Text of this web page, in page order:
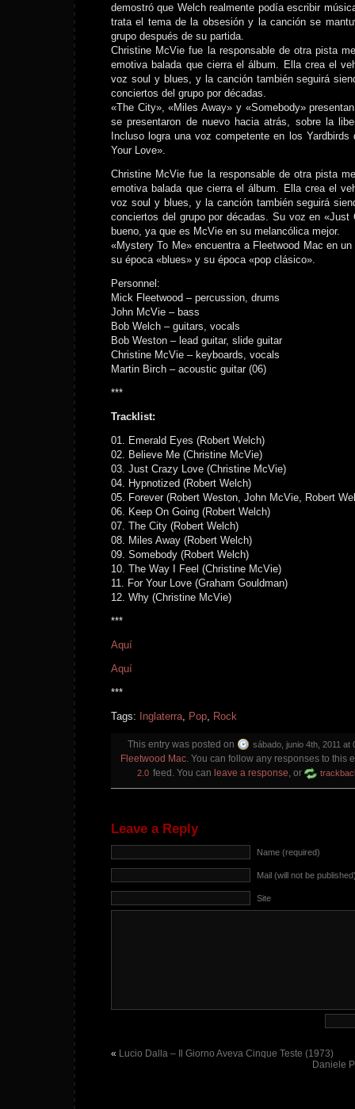
demostró que Welch realmente podía escribir
trata el tema de la obsesión y la canción se
grupo después de su partida.
Christine McVie fue la responsable de otra pista
emotiva balada que cierra el álbum. Ella crea el
voz soul y blues, y la canción también seguirá
conciertos del grupo por décadas.
«The City», «Miles Away» y «Somebody»
se presentaron de nuevo hacia atrás, sobre la
Incluso logra una voz competente en los Yardbirds
Your Love».
Christine McVie fue la responsable de otra pista
emotiva balada que cierra el álbum. Ella crea el
voz soul y blues, y la canción también seguirá
conciertos del grupo por décadas. Su voz en
bueno, ya que es McVie en su melancólica mejor.
«Mystery To Me» encuentra a Fleetwood Mac en
su época «blues» y su época «pop clásico».
Personnel:
Mick Fleetwood – percussion, drums
John McVie – bass
Bob Welch – guitars, vocals
Bob Weston – lead guitar, slide guitar
Christine McVie – keyboards, vocals
Martin Birch – acoustic guitar (06)
***
Tracklist:
01. Emerald Eyes (Robert Welch)
02. Believe Me (Christine McVie)
03. Just Crazy Love (Christine McVie)
04. Hypnotized (Robert Welch)
05. Forever (Robert Weston, John McVie, Robert
06. Keep On Going (Robert Welch)
07. The City (Robert Welch)
08. Miles Away (Robert Welch)
09. Somebody (Robert Welch)
10. The Way I Feel (Christine McVie)
11. For Your Love (Graham Gouldman)
12. Why (Christine McVie)
***
Aquí
Aquí
***
Tags:
Inglaterra, Pop, Rock
This entry was posted on sábado, junio 4th, 2011 at
Fleetwood Mac. You can follow any responses to this
2.0 feed. You can leave a response, or
Leave a Reply
Name (required)
Mail (will not be
Site
« Lucio Dalla – Il Giorno Aveva Cinque Teste (1973)
Daniele